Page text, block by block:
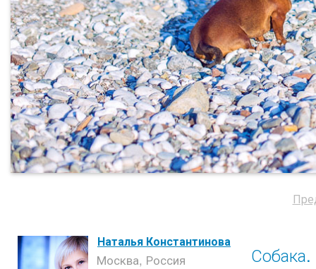
Наталья Константинова
Москва, Россия